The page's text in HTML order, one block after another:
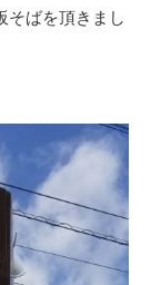
そばを頂きまし